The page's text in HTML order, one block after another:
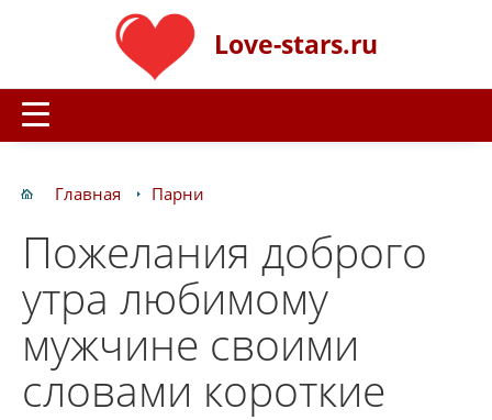
Love-stars.ru
Главная Парни
Пожелания доброго
утра любимому
мужчине своими
словами короткие